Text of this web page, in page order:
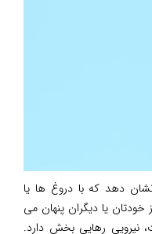
دهد که با دروغ ها یا
خودتان یا دیگران پنهان می
نیرویی رهایی بخش دارد.